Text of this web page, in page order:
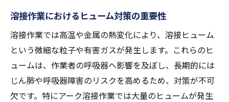
溶接作業におけるヒューム対策の重要性
溶接作業では高温や金属の熱変化により、溶接ヒューム
という微細な粒子や有害ガスが発生します。これらのヒ
ュームは、作業者の呼吸器へ影響を及ぼし、長期的には
じん肺や呼吸器障害のリスクを高めるため、対策が不可
欠です。特にアーク溶接作業では大量のヒュームが発生